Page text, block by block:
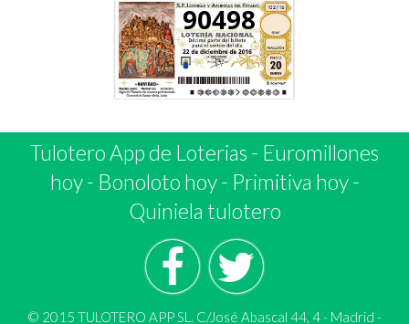
90498
Tulotero App de Loterias - Euromillones
hoy- Bonoloto hoy- Primitiva hoy-
Quiniela tulotero
© 2015 TULOTERO APP SL. C/José Abascal 44, 4 - Madrid -